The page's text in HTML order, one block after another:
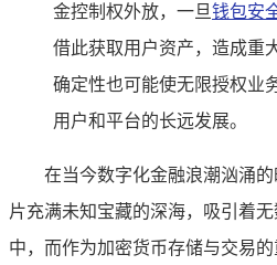
金控制权外放，一旦钱包安
借此获取用户资产，造成重
确定性也可能使无限授权业
用户和平台的长远发展。
在当今数字化金融浪潮汹涌
片充满未知宝藏的深海，吸引着
中，而作为加密货币存储与交易